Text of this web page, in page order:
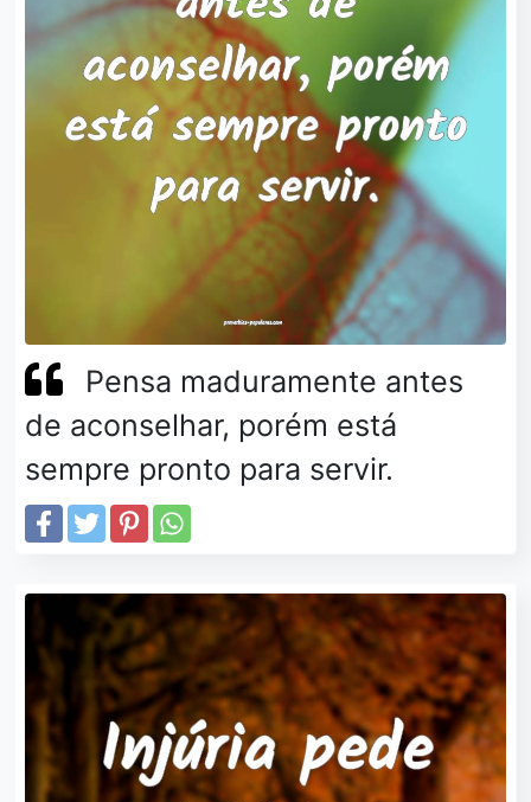
Pensa maduramente antes
de aconselhar, porém está
sempre pronto para servir.